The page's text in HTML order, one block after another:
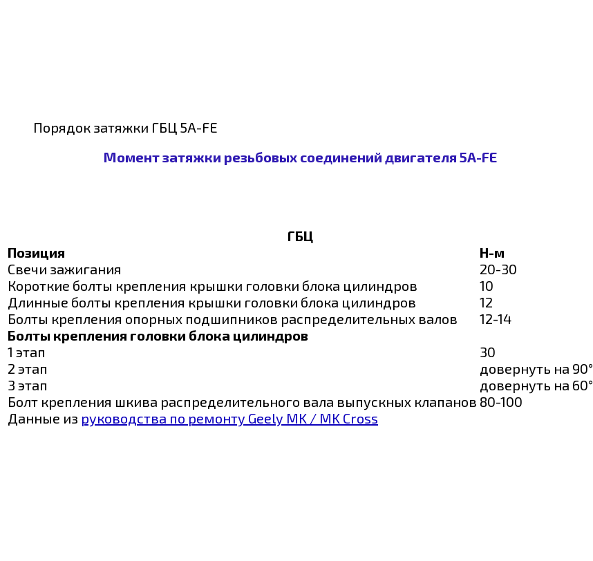
Порядок затяжки ГБЦ 5A-FE
Момент затяжки резьбовых соединений двигателя 5A-FE
ГБЦ
Позиция
Н-м
Свечи зажигания
20-30
Короткие болты крепления крышки головки блока цилиндров
10
Длинные болты крепления крышки головки блока цилиндров
12
Болты крепления опорных подшипников распределительных валов
12-14
Болты крепления головки блока цилиндров
1 этап
30
2 этап
довернуть на 90°
3 этап
довернуть на 60°
Болт крепления шкива распределительного вала выпускных клапанов 80-100
Данные из руководства по ремонту Geely MK / MK Cross